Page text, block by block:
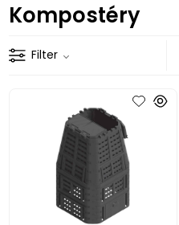
Kompostéry
Filter